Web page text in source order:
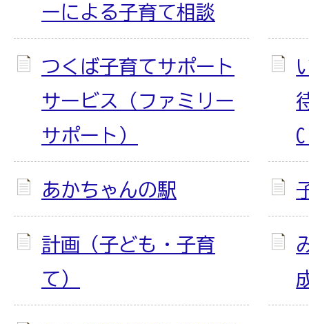
ーによる子育て相談
つくば子育てサポート
サービス（ファミリー
サポート）
あかちゃんの駅
計画（子ども・子育
て）